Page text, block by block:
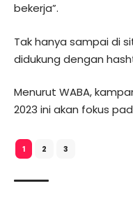
bekerja”.
Tak hanya sampai di
didukung dengan
Menurut WABA,
2023 ini akan fokus
1 2 3